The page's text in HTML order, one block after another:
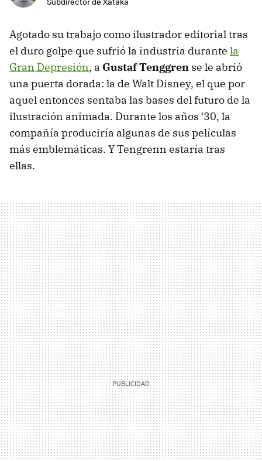
Agotado su trabajo como ilustrador editorial tras
el duro golpe que sufrió la industria durante la
Gran Depresión, a Gustaf Tenggren se le abrió
una puerta dorada: la de Walt Disney, el que por
aquel entonces sentaba las bases del futuro de la
ilustración animada. Durante los años '30, la
compañía produciría algunas de sus películas
más emblemáticas. Y Tengrenn estaría tras
ellas.